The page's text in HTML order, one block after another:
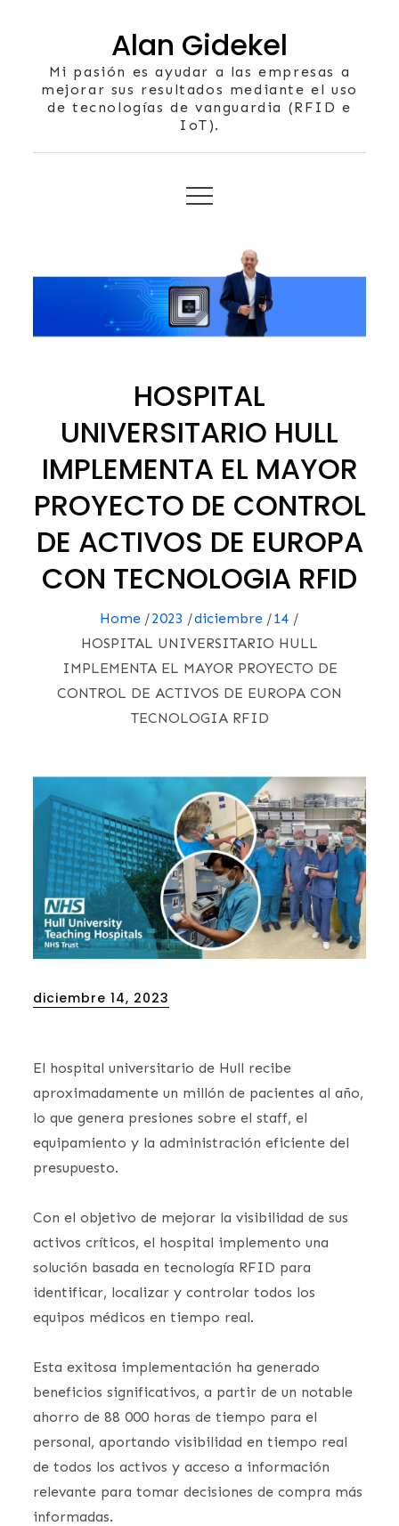
Alan Gidekel
Mi pasión es ayudar a las empresas a
mejorar sus resultados mediante el uso
de tecnologías de vanguardia (RFID e
IoT).
HOSPITAL
UNIVERSITARIO HULL
IMPLEMENTA EL MAYOR
PROYECTO DE CONTROL
DE ACTIVOS DE EUROPA
CON TECNOLOGIA RFID
Home 2023 diciembre
14
HOSPITAL UNIVERSITARIO HULL
IMPLEMENTA EL MAYOR PROYECTO DE
CONTROL DE ACTIVOS DE EUROPA CON
TECNOLOGIA RFID
Posted
diciembre 14, 2023
El hospital universitario de Hull recibe
aproximadamente un millón de pacientes al año,
lo que genera presiones sobre el staff, el
equipamiento y la administración eficiente del
presupuesto.
Con el objetivo de mejorar la visibilidad de sus
activos críticos, el hospital implemento una
solución basada en tecnología RFID para
identificar, localizar y controlar todos los
equipos médicos en tiempo real.
Esta exitosa implementación ha generado
beneficios significativos, a partir de un notable
ahorro de 88 000 horas de tiempo para el
personal, aportando visibilidad en tiempo real
de todos los activos y acceso a información
relevante para tomar decisiones de compra más
informadas.